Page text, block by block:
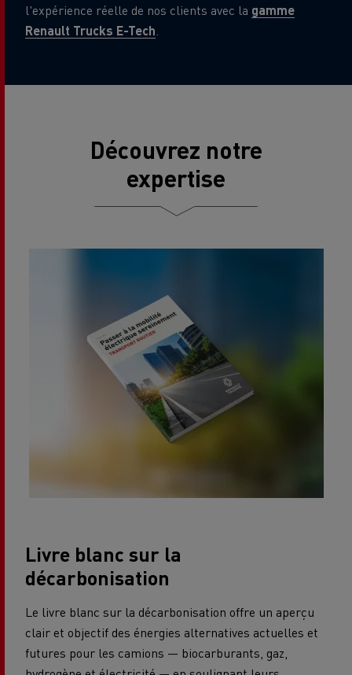
l'expérience réelle de nos clients avec la gamme
Renault Trucks E-Tech
Découvrez notre
expertise
Livre blanc sur la
décarbonisation
Le livre blanc sur la décarbonisation offre un aperçu
clair et objectif des énergies alternatives actuelles et
futures pour les camions — biocarburants, gaz,